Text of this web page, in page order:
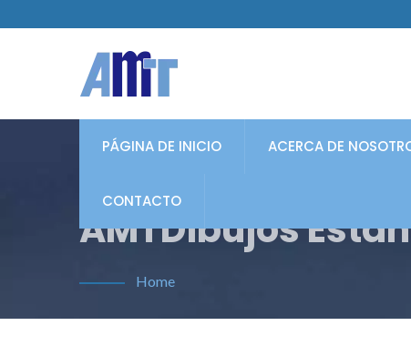
PÁGINA DE INICIO ACERCA DE
CONTACTO
AMTDibujos
Home